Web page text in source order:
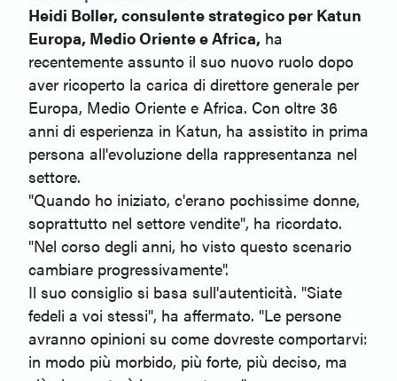
Heidi Boller, consulente strategico per Katun
Europa, Medio Oriente e Africa, ha
recentemente assunto il suo nuovo ruolo dopo
aver ricoperto la carica di direttore generale per
Europa, Medio Oriente e Africa. Con oltre 36
anni di esperienza in Katun, ha assistito in prima
persona all'evoluzione della rappresentanza nel
settore.
"Quando ho iniziato, c'erano pochissime donne,
soprattutto nel settore vendite", ha ricordato.
"Nel corso degli anni, ho visto questo scenario
cambiare progressivamente".
Il suo consiglio si basa sull'autenticità. "Siate
fedeli a voi stessi", ha affermato. "Le persone
avranno opinioni su come dovreste comportarvi:
in modo più morbido, più forte, più deciso, ma